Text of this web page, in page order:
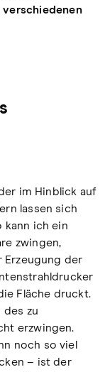
im Hinblick auf
lassen sich
kann ich ein
zwingen,
Erzeugung der
Fläche druckt.
des zu
erzwingen.
noch so viel
– ist der